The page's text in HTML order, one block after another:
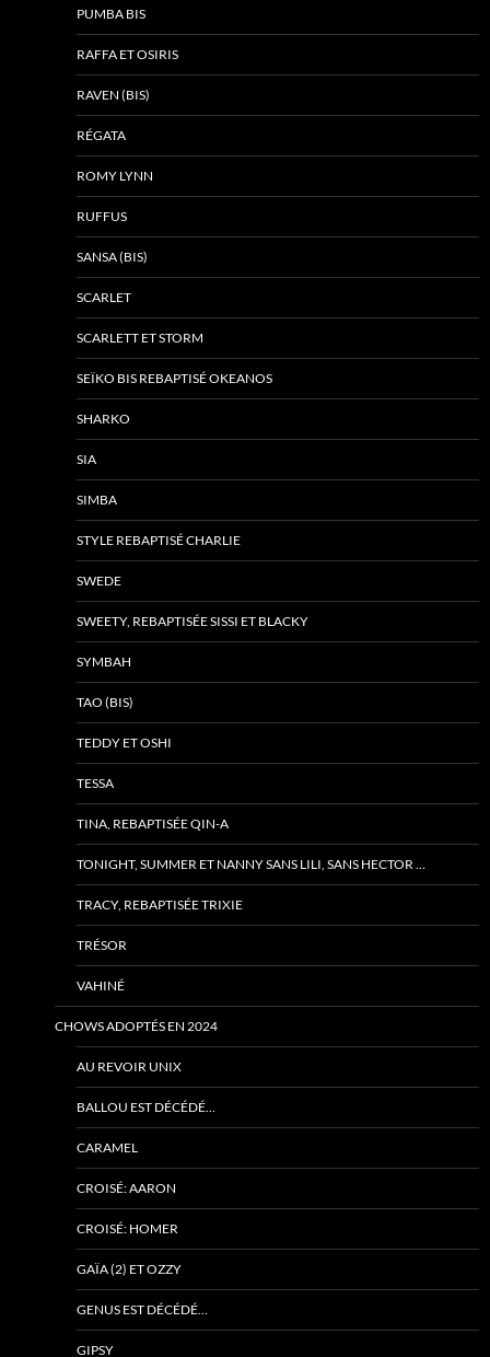
PUMBA BIS
RAFFA ET OSIRIS
RAVEN (BIS)
RÉGATA
ROMY LYNN
RUFFUS
SANSA (BIS)
SCARLET
SCARLETT ET STORM
SEÏKO BIS REBAPTISÉ OKEANOS
SHARKO
SIA
SIMBA
STYLE REBAPTISÉ CHARLIE
SWEDE
SWEETY, REBAPTISÉE SISSI ET BLACKY
SYMBAH
TAO (BIS)
TEDDY ET OSHI
TESSA
TINA, REBAPTISÉE QIN-A
TONIGHT, SUMMER ET NANNY SANS LILI, SANS HECTOR …
TRACY, REBAPTISÉE TRIXIE
TRÉSOR
VAHINÉ
CHOWS ADOPTÉS EN 2024
AU REVOIR UNIX
BALLOU EST DÉCÉDÉ…
CARAMEL
CROISÉ: AARON
CROISÉ: HOMER
GAÏA (2) ET OZZY
GENUS EST DÉCÉDÉ…
GIPSY